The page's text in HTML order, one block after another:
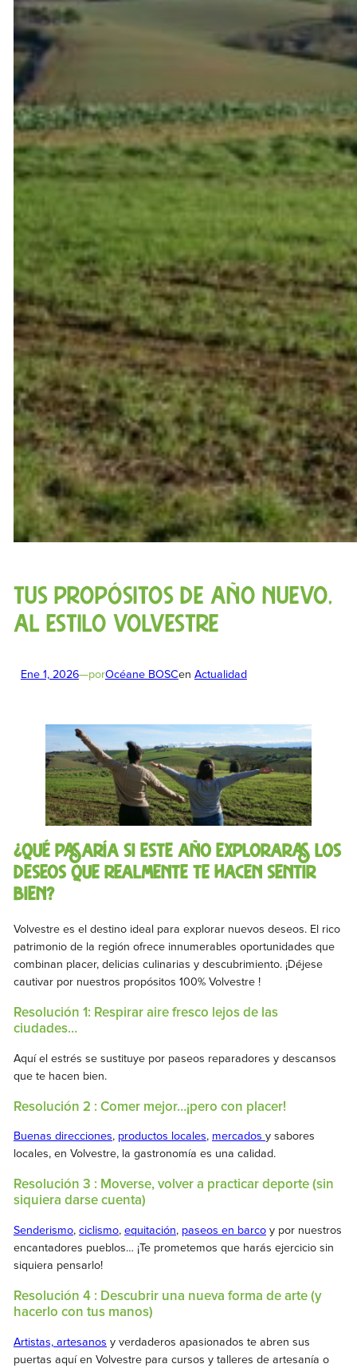
Tus propósitos de Año Nuevo,
al estilo Volvestre
Ene 1, 2026—porOcéane BOSCen Actualidad
¿Qué pasaría si este año exploraras los
deseos que realmente te hacen sentir
bien?
Volvestre es el destino ideal para explorar nuevos deseos. El rico
patrimonio de la región ofrece innumerables oportunidades que
combinan placer, delicias culinarias y descubrimiento. ¡Déjese
cautivar por nuestros propósitos 100% Volvestre !
Resolución 1: Respirar aire fresco lejos de las
ciudades…
Aquí el estrés se sustituye por paseos reparadores y descansos
que te hacen bien.
Resolución 2 : Comer mejor…¡pero con placer!
Buenas direcciones, productos locales, mercados y sabores
locales, en Volvestre, la gastronomía es una calidad.
Resolución 3 : Moverse, volver a practicar deporte (sin
siquiera darse cuenta)
Senderismo, ciclismo, equitación, paseos en barcoy por nuestros
encantadores pueblos… ¡Te prometemos que harás ejercicio sin
siquiera pensarlo!
Resolución 4 : Descubrir una nueva forma de arte (y
hacerlo con tus manos)
Artistas, artesanos y verdaderos apasionados te abren sus
puertas aquí en Volvestre para cursos y talleres de artesanía o